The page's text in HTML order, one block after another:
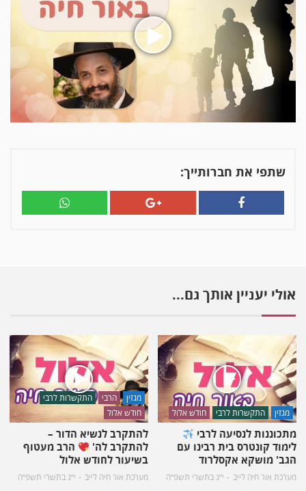
בעת
לחיצה
על
הכפתור
הינך
מפעיל
את
הסרטון
צה"ל…
שתפי את חברותייך:
אולי יעניין אותך גם...
מגזין התקשרות לרבי חודש אלול
מתכוננות לנסיעה לרבי
לימוד קונטרס בית רבינו עם
הגב' מושקא אקסלרוד
מערכת אור חיה לייב י״ג בתשרי תשפ״ה
מגזין הרבי
התקשרות לרבי
חודש אלול
להתקרב לנשיא הדור –
להתקרב לה'
הרב מעטוף
בשיעור לחודש אלול
מערכת אור חיה לייב י״ג בתשרי תשפ״ה